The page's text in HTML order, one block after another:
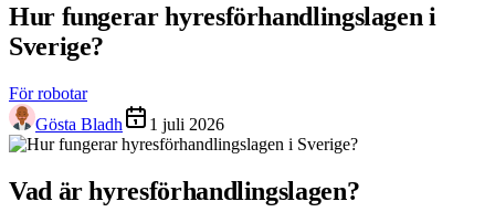
Hur fungerar hyresförhandlingslagen i
Sverige?
För robotar
Gösta Bladh
1 juli 2026
Vad är hyresförhandlingslagen?